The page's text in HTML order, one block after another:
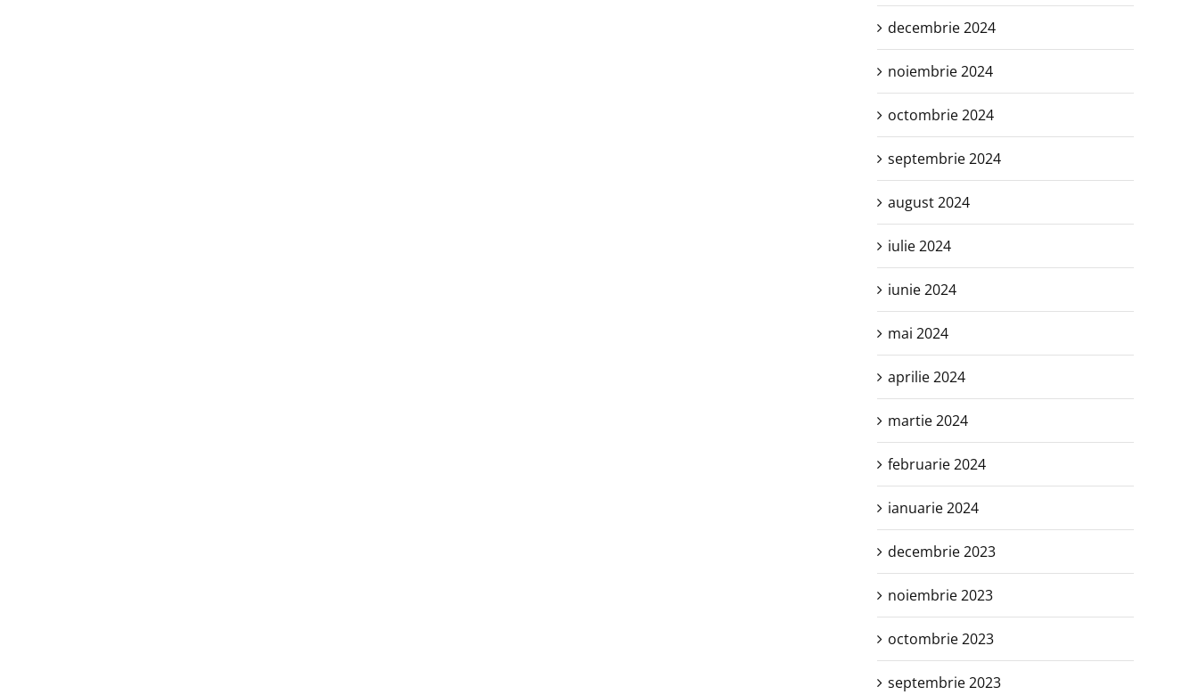
decembrie 2024
noiembrie 2024
octombrie 2024
septembrie 2024
august 2024
iulie 2024
iunie 2024
mai 2024
aprilie 2024
martie 2024
februarie 2024
ianuarie 2024
decembrie 2023
noiembrie 2023
octombrie 2023
septembrie 2023